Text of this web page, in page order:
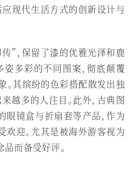
应现代生活方式的创新设计与
”，保留了漆的优雅光泽和鹿
多彩的不同图案，彻底颠覆
。其缤纷的色彩搭配散发出独
越多的人注目。此外，古典图
镜盒与折扇套等产品，作为
迎。尤其是被海外游客视为
而备受好评。